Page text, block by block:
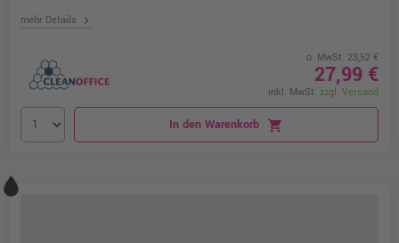
mehr Details chevron_right
o. MwSt. 23,52 €
27,99 €
inkl. MwSt. zzgl. Versand
In den Warenkorb shopping_cart